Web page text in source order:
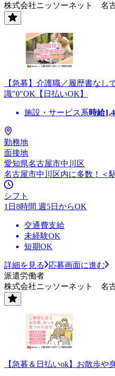
株式会社ニッソーネット 名
【急募】介護職／履歴書なし
識"0"OK【日払いOK】
施設・サービス系時給
勤務地
面接地
愛知県名古屋市中川区
名古屋市中川区内に多数！＜
シフト
1日8時間 週5日からOK
交通費支給
未経験OK
短期OK
詳細を見る
応募画面に進む
派遣労働者
株式会社ニッソーネット 名
【急募＆日払いok】お散歩や